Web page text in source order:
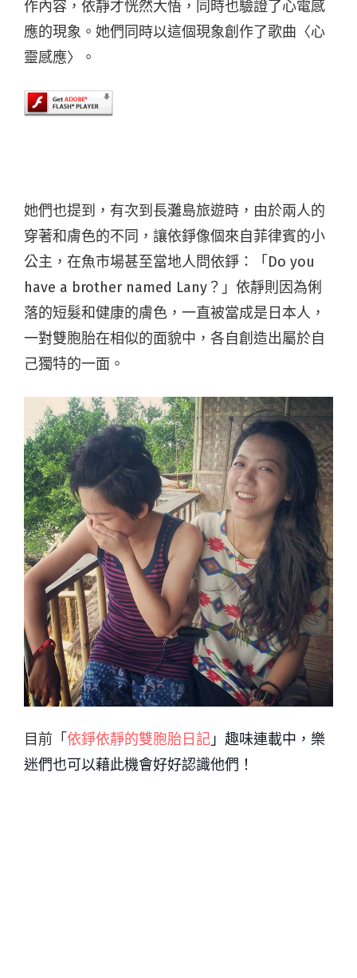
作內容，依靜才恍然大悟，同時也驗證了心電感
應的現象。她們同時以這個現象創作了歌曲〈心
靈感應〉。
她們也提到，有次到長灘島旅遊時，由於兩人的
穿著和膚色的不同，讓依錚像個來自菲律賓的小
公主，在魚市場甚至當地人問依錚：「Do you
have a brother named Lany？」依靜則因為俐
落的短髮和健康的膚色，一直被當成是日本人，
一對雙胞胎在相似的面貌中，各自創造出屬於自
己獨特的一面。
目前「 依錚依靜的雙胞胎日記 」趣味連載中，樂
迷們也可以藉此機會好好認識他們！